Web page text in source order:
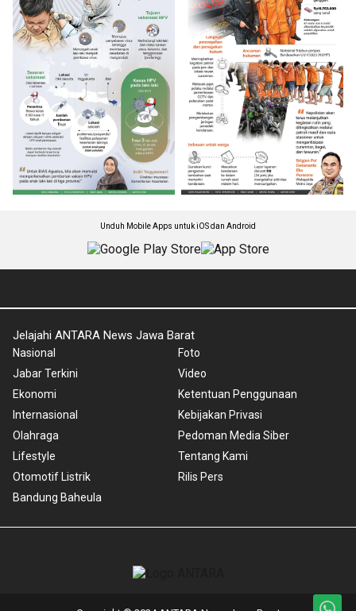
Unduh Mobile Apps untuk iOS dan Android
Jelajahi ANTARA News Jawa Barat
Nasional
Jabar Terkini
Ekonomi
Internasional
Olahraga
Lifestyle
Otomotif Listrik
Bandung Baheula
Foto
Video
Ketentuan Penggunaan
Kebijakan Privasi
Pedoman Media Siber
Tentang Kami
Rilis Pers